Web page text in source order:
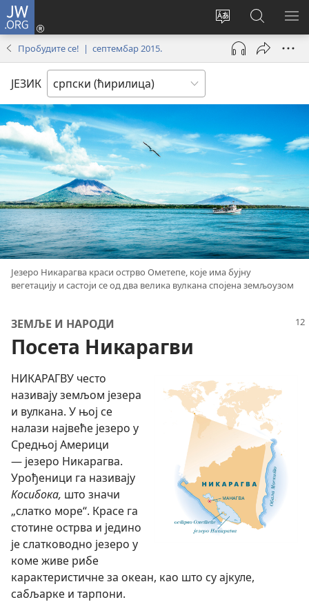
JW.ORG
Промени
језик
сајта
Пријава
(отвара
прозор)
Претрага
сајта
JW.ORG
Пробудите се! | септембар 2015.
ЈЕЗИК
Језеро Никарагва краси острво Ометепе, које има бујну
вегетацију и састоји се од два велика вулкана спојена земљоузом
ЗЕМЉЕ И НАРОДИ
Посета Никарагви
НИКАРАГВУ често
називају земљом језера
и вулкана. У њој се
налази највеће језеро у
Средњој Америци
— језеро Никарагва.
Урођеници га називају
Косибока, што значи
„слатко море“. Красе га
стотине острва и једино
је слатководно језеро у
коме живе рибе
карактеристичне за океан, као што су ајкуле,
сабљарке и тарпони.